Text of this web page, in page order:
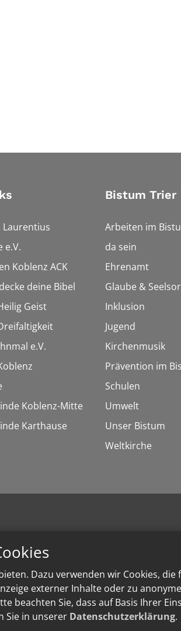
Dazu verwenden wir Cookies,
externer Inhalte oder zu
beachten Sie, dass auf Basis Ihrer
Sie in unserer Datenschutzerklärung.
Laurentius
e.V.
Koblenz ACK
deine Bibel
Geist
e.V.
Koblenz-Mitte
Karthause
Bistum Trier
Arbeiten im
da sein
Ehrenamt
Glaube &
Inklusion
Jugend
Kirchenmusik
Prävention im
Schulen
Umwelt
Unser Bistum
Weltkirche